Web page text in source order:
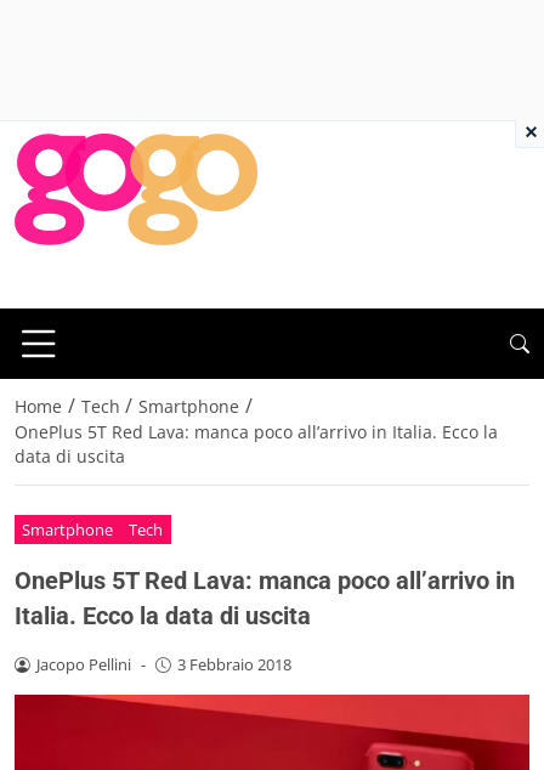
Home / Tech / Smartphone /
OnePlus 5T Red Lava: manca poco all’arrivo in Italia. Ecco la
data di uscita
Smartphone Tech
OnePlus 5T Red Lava: manca poco all’arrivo in
Italia. Ecco la data di uscita
Jacopo Pellini - 3 Febbraio 2018
×